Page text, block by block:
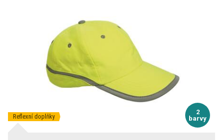
2
barvy
Reflexní doplňky